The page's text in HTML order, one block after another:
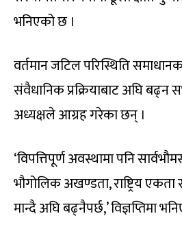
भनिएको छ ।
वर्तमान जटिल परिस्थिति
संवैधानिक प्रक्रियाबाट अघि बढ्न
अध्यक्षले आग्रह गरेका छन् ।
‘विपत्तिपूर्ण अवस्थामा पनि
भौगोलिक अखण्डता, राष्ट्रिय एकता
मान्दै अघि बढ्नैपर्छ,’ विज्ञप्तिमा